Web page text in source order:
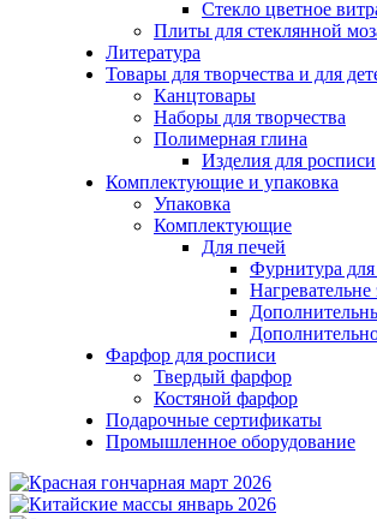
Стекло цветное
Плиты для стеклянной
Литература
Товары для творчества и для
Канцтовары
Наборы для творчества
Полимерная глина
Изделия для росписи
Комплектующие и упаковка
Упаковка
Комплектующие
Для печей
Фурнитура для
Фарфор для росписи
Твердый фарфор
Костяной фарфор
Подарочные сертификаты
Промышленное оборудование